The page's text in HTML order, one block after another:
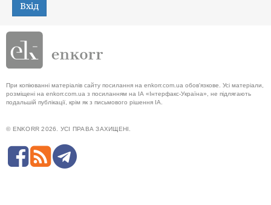
Вхід
При копіюванні матеріалів сайту посилання на enkorr.com.ua обов'язкове. Усі матеріали,
розміщені на enkorr.com.ua з посиланням на ІА «Інтерфакс-Україна», не підлягають
подальшій публікації, крім як з письмового рішення ІА.
© ENKORR 2026. УСІ ПРАВА ЗАХИЩЕНІ.